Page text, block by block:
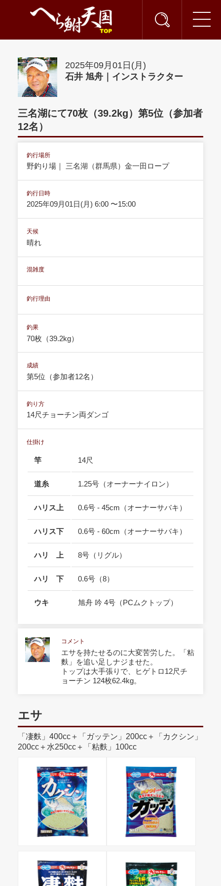
2025年09月01日(月)
石井 旭舟｜インストラクター
三名湖にて70枚（39.2kg）第5位（参加者
12名）
釣行場所
野釣り場｜ 三名湖（群馬県）金一田ロープ
釣行日時
2025年09月01日(月) 6:00 〜15:00
天候
晴れ
混雑度
釣行理由
釣果
70枚（39.2kg）
成績
第5位（参加者12名）
釣り方
14尺チョーチン両ダンゴ
仕掛け
竿 14尺
道糸 1.25号（オーナーナイロン）
ハリス上 0.6号 - 45cm（オーナーサバキ）
ハリス下 0.6号 - 60cm（オーナーサバキ）
ハリ 上 8号（リグル）
ハリ 下 0.6号（8）
ウキ 旭舟 吟 4号（PCムクトップ）
コメント
エサを持たせるのに大変苦労した。「粘
麩」を追い足しナジませた。
トップは大手張りで、ヒゲトロ12尺チ
ョーチン 124枚62.4kg。
エサ
「凄麩」400cc＋「ガッテン」200cc＋「カクシン」
200cc＋水250cc＋「粘麩」100cc